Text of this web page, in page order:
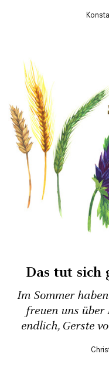
Das tut
Im Sommer
freuen uns über
endlich, Gerste